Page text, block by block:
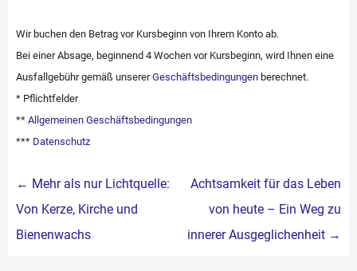
Wir buchen den Betrag vor Kursbeginn von Ihrem Konto ab.
Bei einer Absage, beginnend 4 Wochen vor Kursbeginn, wird Ihnen eine
Ausfallgebühr gemäß unsererGeschäftsbedingungen berechnet.
* Pflichtfelder
** Allgemeinen Geschäftsbedingungen
*** Datenschutz
Beitragsnavigation
← Mehr als nur Lichtquelle:
Von Kerze, Kirche und
Bienenwachs
Achtsamkeit für das Leben
von heute – Ein Weg zu
innerer Ausgeglichenheit →